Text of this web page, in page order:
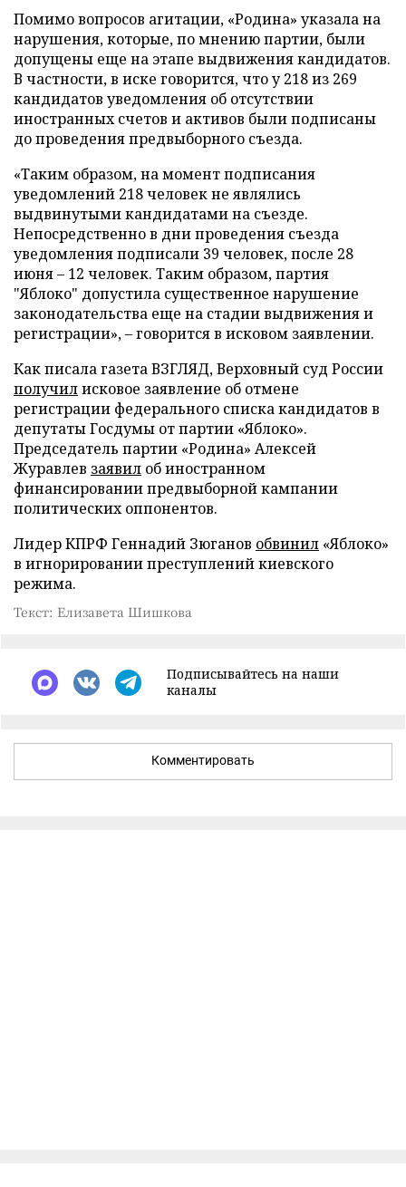
Помимо вопросов агитации, «Родина» указала на
нарушения, которые, по мнению партии, были
допущены еще на этапе выдвижения кандидатов.
В частности, в иске говорится, что у 218 из 269
кандидатов уведомления об отсутствии
иностранных счетов и активов были подписаны
до проведения предвыборного съезда.
«Таким образом, на момент подписания
уведомлений 218 человек не являлись
выдвинутыми кандидатами на съезде.
Непосредственно в дни проведения съезда
уведомления подписали 39 человек, после 28
июня – 12 человек. Таким образом, партия
"Яблоко" допустила существенное нарушение
законодательства еще на стадии выдвижения и
регистрации», – говорится в исковом заявлении.
Как писала газета ВЗГЛЯД, Верховный суд России
получилисковое заявление об отмене
регистрации федерального списка кандидатов в
депутаты Госдумы от партии «Яблоко».
Председатель партии «Родина» Алексей
Журавлев заявил об иностранном
финансировании предвыборной кампании
политических оппонентов.
Лидер КПРФ Геннадий Зюганов обвинил «Яблоко»
в игнорировании преступлений киевского
режима.
Текст: Елизавета Шишкова
Подписывайтесь на наши
каналы
Комментировать